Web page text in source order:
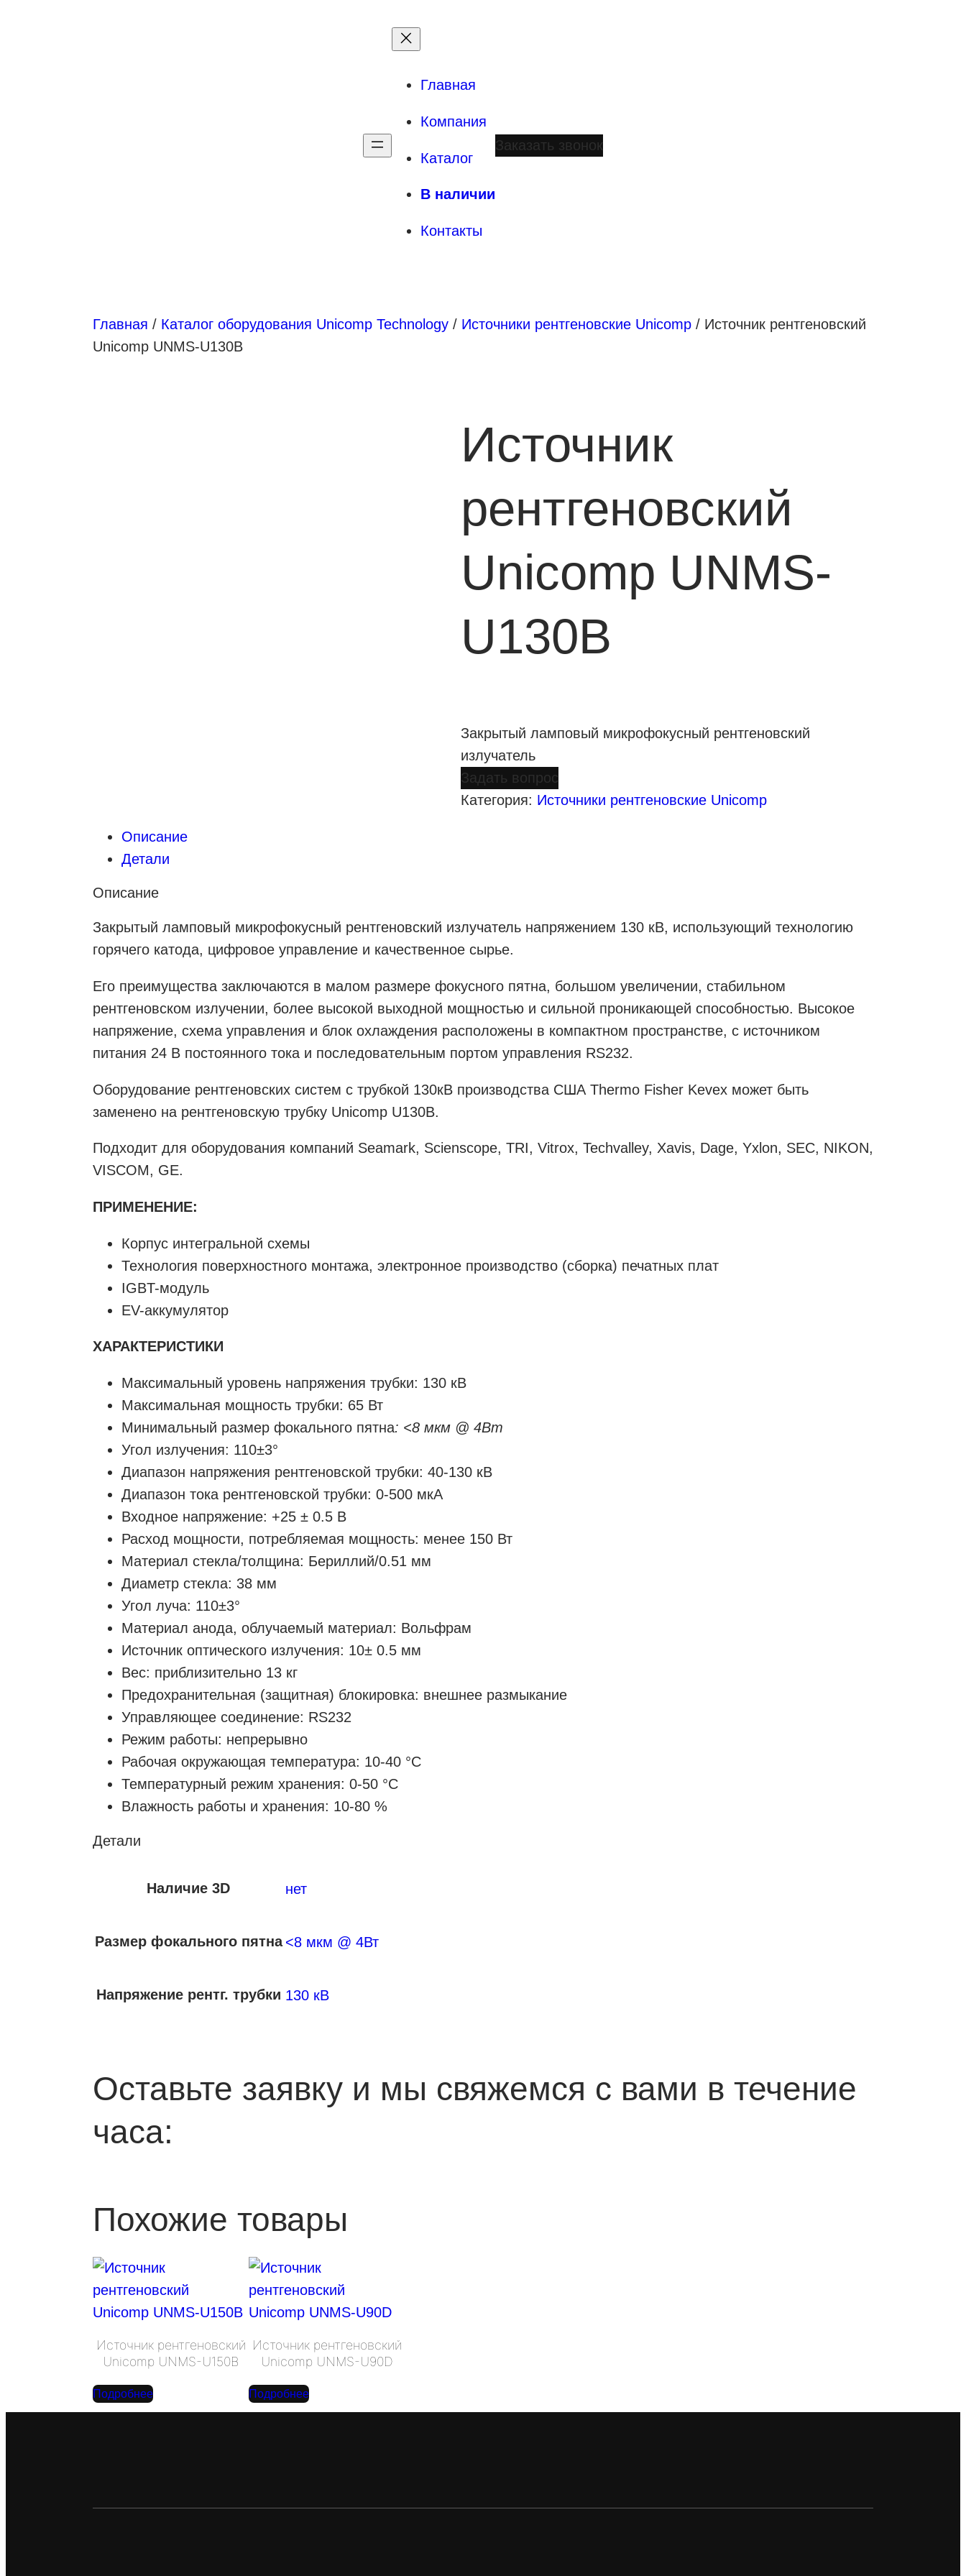
Главная
Компания
Каталог
В наличии
Контакты
Заказать звонок
Главная / Каталог оборудования Unicomp Technology/ Источники рентгеновские Unicomp/ Источник рентгеновский
Unicomp UNMS-U130B
Источник
рентгеновский
Unicomp UNMS-
U130B
Закрытый ламповый микрофокусный рентгеновский
излучатель
Задать вопрос
Категория: Источники рентгеновские Unicomp
Описание
Детали
Описание
Закрытый ламповый микрофокусный рентгеновский излучатель напряжением 130 кВ, использующий технологию
горячего катода, цифровое управление и качественное сырье.
Его преимущества заключаются в малом размере фокусного пятна, большом увеличении, стабильном
рентгеновском излучении, более высокой выходной мощностью и сильной проникающей способностью. Высокое
напряжение, схема управления и блок охлаждения расположены в компактном пространстве, с источником
питания 24 В постоянного тока и последовательным портом управления RS232.
Оборудование рентгеновских систем с трубкой 130кВ производства США Thermo Fisher Kevex может быть
заменено на рентгеновскую трубку Unicomp U130B.
Подходит для оборудования компаний Seamark, Scienscope, TRI, Vitrox, Techvalley, Xavis, Dage, Yxlon, SEC, NIKON,
VISCOM, GE.
ПРИМЕНЕНИЕ:
Корпус интегральной схемы
Технология поверхностного монтажа, электронное производство (сборка) печатных плат
IGBT-модуль
EV-аккумулятор
ХАРАКТЕРИСТИКИ
Максимальный уровень напряжения трубки: 130 кВ
Максимальная мощность трубки: 65 Вт
Минимальный размер фокального пятна: <8 мкм @ 4Вт
Угол излучения: 110±3°
Диапазон напряжения рентгеновской трубки: 40-130 кВ
Диапазон тока рентгеновской трубки: 0-500 мкА
Входное напряжение: +25 ± 0.5 В
Расход мощности, потребляемая мощность: менее 150 Вт
Материал стекла/толщина: Бериллий/0.51 мм
Диаметр стекла: 38 мм
Угол луча: 110±3°
Материал анода, облучаемый материал: Вольфрам
Источник оптического излучения: 10± 0.5 мм
Вес: приблизительно 13 кг
Предохранительная (защитная) блокировка: внешнее размыкание
Управляющее соединение: RS232
Режим работы: непрерывно
Рабочая окружающая температура: 10-40 °С
Температурный режим хранения: 0-50 °С
Влажность работы и хранения: 10-80 %
Детали
Наличие 3D нет
Размер фокального пятна <8 мкм @ 4Вт
Напряжение рентг. трубки 130 кВ
Оставьте заявку и мы свяжемся с вами в течение
часа:
Похожие товары
Источник рентгеновский
Unicomp UNMS-U150B
Подробнее
Источник рентгеновский
Unicomp UNMS-U90D
Подробнее